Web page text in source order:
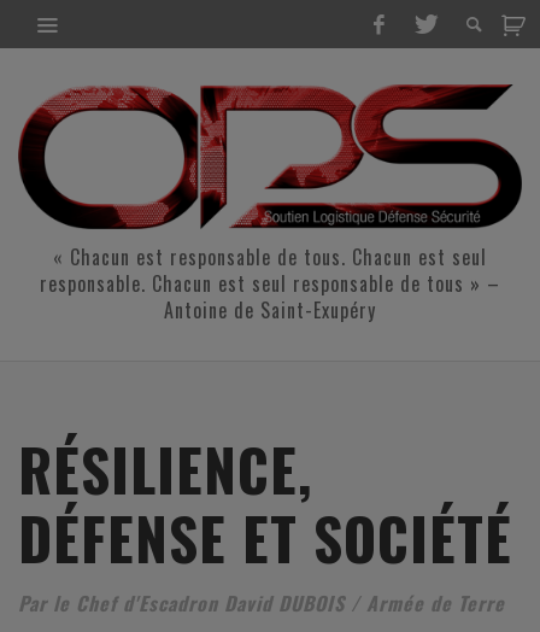
« Chacun est responsable de tous. Chacun est seul
responsable. Chacun est seul responsable de tous » –
Antoine de Saint-Exupéry
RÉSILIENCE,
DÉFENSE ET SOCIÉTÉ
Par le Chef d'Escadron David DUBOIS / Armée de Terre